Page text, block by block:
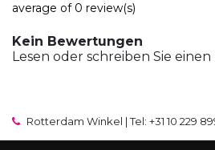
average of 0 review(s)
Kein Bewertungen
Lesen oder schreiben Sie
Rotterdam Winkel | Tel: +31 10 229